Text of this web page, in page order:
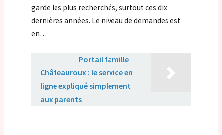
garde les plus recherchés, surtout ces dix
dernières années. Le niveau de demandes est
en…
Portail famille
Châteauroux : le service en
ligne expliqué simplement
aux parents